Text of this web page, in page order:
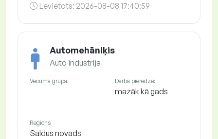
Levietots: 2026-08-08 17:40:59
Automehāniķis
Auto industrija
Vecuma grupa Darba pieredze:
mazāk kā gads
Reģions
Saldus novads